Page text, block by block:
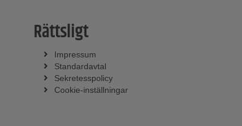
Rättsligt
Impressum
Standardavtal
Sekretesspolicy
Cookie-inställningar